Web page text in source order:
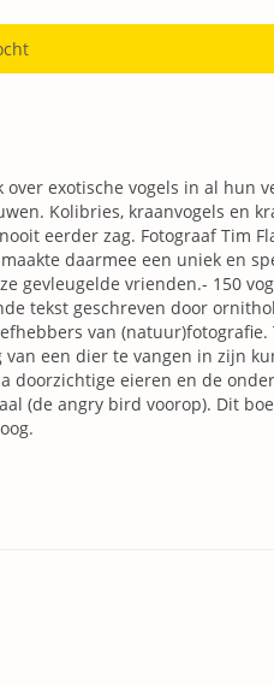
over exotische vogels in al hun
Kolibries, kraanvogels en
eerder zag. Fotograaf Tim
daarmee een uniek en
gevleugelde vrienden.- 150
tekst geschreven door
van
van een dier te vangen in zijn
doorzichtige eieren en de
(de angry bird voorop). Dit